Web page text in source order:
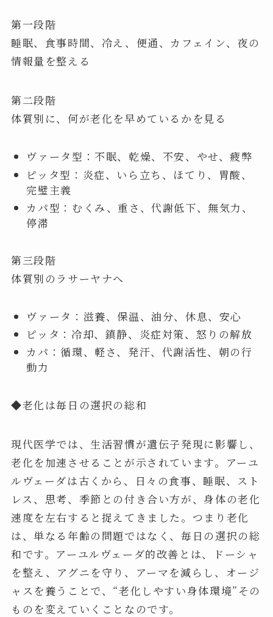
第一段階
睡眠、食事時間、冷え、便通、カフェイン、夜の
情報量を整える
第二段階
体質別に、何が老化を早めているかを見る
ヴァータ型：不眠、乾燥、不安、やせ、疲弊
ピッタ型：炎症、いら立ち、ほてり、胃酸、
完璧主義
カパ型：むくみ、重さ、代謝低下、無気力、
停滞
第三段階
体質別のラサーヤナへ
ヴァータ：滋養、保温、油分、休息、安心
ピッタ：冷却、鎮静、炎症対策、怒りの解放
カパ：循環、軽さ、発汗、代謝活性、朝の行
動力
◆老化は毎日の選択の総和
現代医学では、生活習慣が遺伝子発現に影響し、
老化を加速させることが示されています。アーユ
ルヴェーダは古くから、日々の食事、睡眠、スト
レス、思考、季節との付き合い方が、身体の老化
速度を左右すると捉えてきました。つまり老化
は、単なる年齢の問題ではなく、毎日の選択の総
和です。アーユルヴェーダ的改善とは、ドーシャ
を整え、アグニを守り、アーマを減らし、オージ
ャスを養うことで、“老化しやすい身体環境”その
ものを変えていくことなのです。